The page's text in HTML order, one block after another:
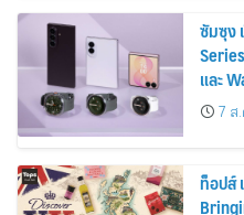
ซัมซุง
และ
30%
7 ส
ท็อปส์